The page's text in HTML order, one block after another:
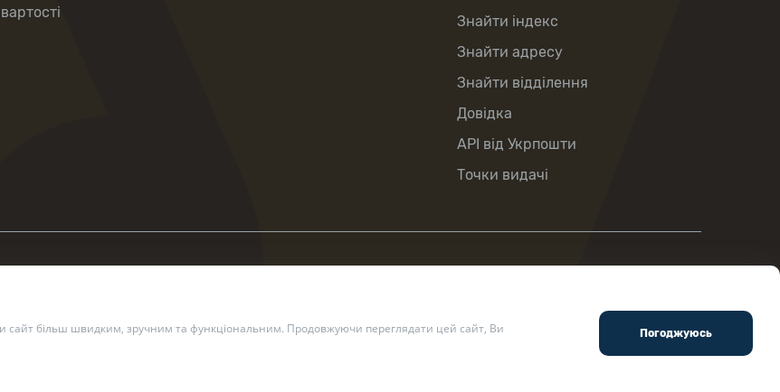
сайт більш швидким, зручним та функціональним. Продовжуючи переглядати цей сайт, Ви
Знайти індекс
Знайти адресу
Знайти відділення
Довідка
API від Укрпошти
Точки видачі